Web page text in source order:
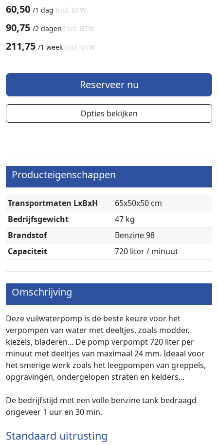
60,50 /1 dag Incl. BTW
90,75 /2 dagen Incl. BTW
211,75 /1 week Incl. BTW
Reserveer nu
Opties bekijken
Producteigenschappen
Transportmaten LxBxH
65x50x50 cm
Bedrijfsgewicht
47 kg
Brandstof
Benzine 98
Capaciteit
720 liter / minuut
Omschrijving
Deze vuilwaterpomp is de beste keuze voor het
verpompen van water met deeltjes, zoals modder,
kiezels, bladeren... De pomp verpompt 720 liter per
minuut met deeltjes van maximaal 24 mm. Ideaal voor
het smerige werk zoals het leegpompen van greppels,
opgravingen, ondergelopen straten en kelders...
De bedrijfstijd met een volle benzine tank bedraagd
ongeveer 1 uur en 30 min.
Standaard uitrusting